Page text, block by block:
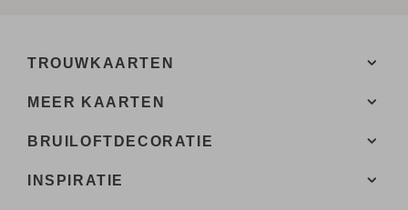
TROUWKAARTEN
MEER KAARTEN
BRUILOFTDECORATIE
INSPIRATIE